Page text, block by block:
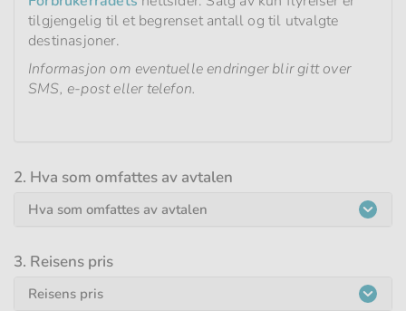
tilgjengelig til et begrenset antall og til utvalgte
destinasjoner.
Informasjon om eventuelle endringer blir gitt over
SMS, e-post eller telefon.
2. Hva som omfattes av avtalen
Hva som omfattes av avtalen
3. Reisens pris
Reisens pris